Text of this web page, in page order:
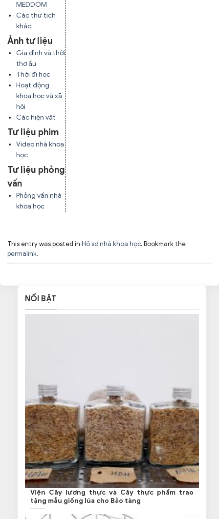
MEDDOM
Các thư tịch
khác
Ảnh tư liệu
Gia đình và thời
thơ ấu
Thời đi học
Hoạt động
khoa học và xã
hội
Các hiện vật
Tư liệu phim
Video nhà khoa
học
Tư liệu phỏng
vấn
Phỏng vấn nhà
khoa học
This entry was posted in Hồ sơ nhà khoa học. Bookmark the
permalink.
NỔI BẬT
Viện Cây lương thực và Cây thực phẩm trao
tặng mẫu giống lúa cho Bảo tàng